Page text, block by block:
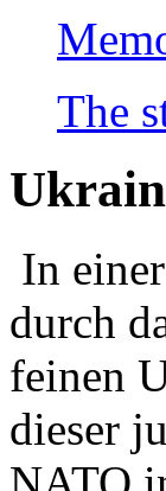
The
In
durch
feinen
dieser